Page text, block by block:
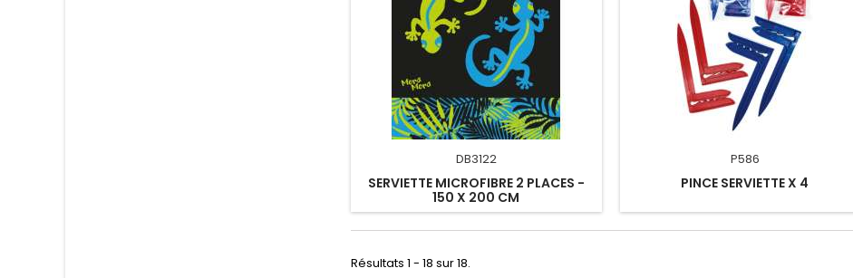
DB3122
SERVIETTE MICROFIBRE 2 PLACES -
150 X 200 CM
P586
PINCE SERVIETTE X 4
Résultats 1 - 18 sur 18.